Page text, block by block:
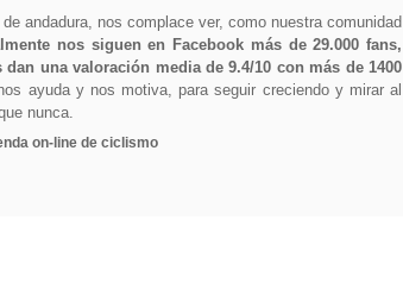
andadura, nos complace ver, como nuestra comunidad
nos siguen en Facebook más de 29.000 fans,
una valoración media de 9.4/10 con más de 1400
ayuda y nos motiva, para seguir creciendo y mirar al
nunca.
on-line de ciclismo